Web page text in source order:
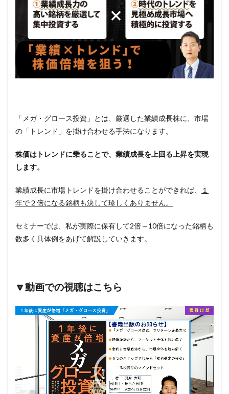
「メガ・グロース投資」とは、厳選した業績成長株に、市場
の「トレンド」を掛け合わせる手法になります。
株価はトレンドに乗ることで、業績成長を上回る上昇を実現
します。
業績成長に市場トレンドを掛け合わせることができれば、
１
年で２倍になる銘柄も決して珍しくありません。
セミナーでは、私が実際に保有して2倍～10倍になった銘柄も
数多く具体例をあげて解説していきます。
🔽動画での視聴はこちら
動
ヤ
ー